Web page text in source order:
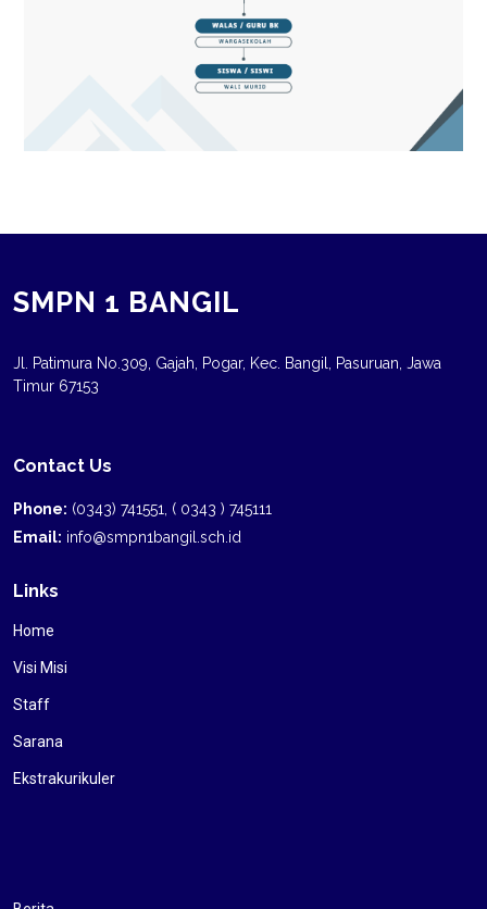
SMPN 1 BANGIL
Jl. Patimura No.309, Gajah, Pogar, Kec. Bangil, Pasuruan, Jawa
Timur 67153
Contact Us
Phone: (0343) 741551, ( 0343 ) 745111
Email: info@smpn1bangil.sch.id
Links
Home
Visi Misi
Staff
Sarana
Ekstrakurikuler